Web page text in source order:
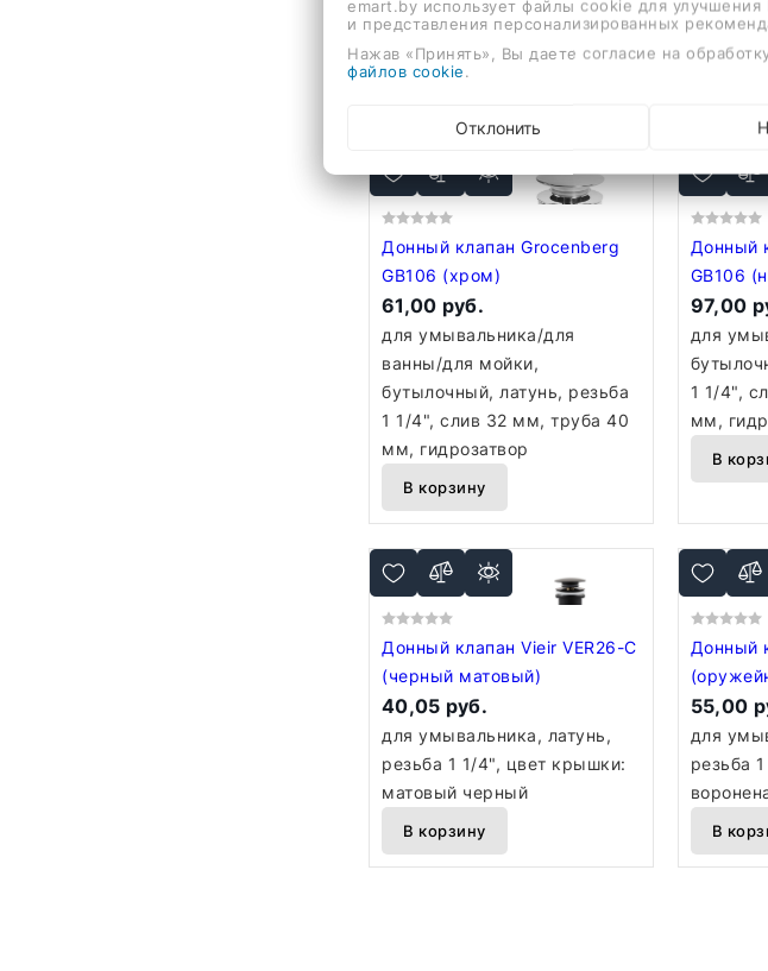
мм, гидрозатвор
В корзину
мм,
В
Донный клапан Grocenberg
GB106 (хром)
61,00 руб.
для умывальника/для
ванны/для мойки,
бутылочный, латунь, резьба
1 1/4", слив 32 мм, труба 40
мм, гидрозатвор
В корзину
Донный
GB106
97,00
для
1 1/4",
мм,
В
Донный клапан Vieir VER26-C
(черный матовый)
40,05 руб.
для умывальника, латунь,
резьба 1 1/4", цвет крышки:
матовый черный
В корзину
Донный
55,00
для
резьба
В
emart.by использует файлы cookie для улучшения
и представления персонализированных
Нажав «Принять», Вы даете согласие на
файлов cookie.
Отклонить